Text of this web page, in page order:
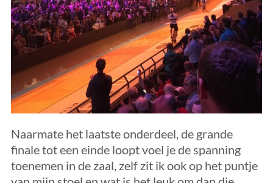
Naarmate het laatste onderdeel, de grande
finale tot een einde loopt voel je de spanning
toenemen in de zaal, zelf zit ik ook op het puntje